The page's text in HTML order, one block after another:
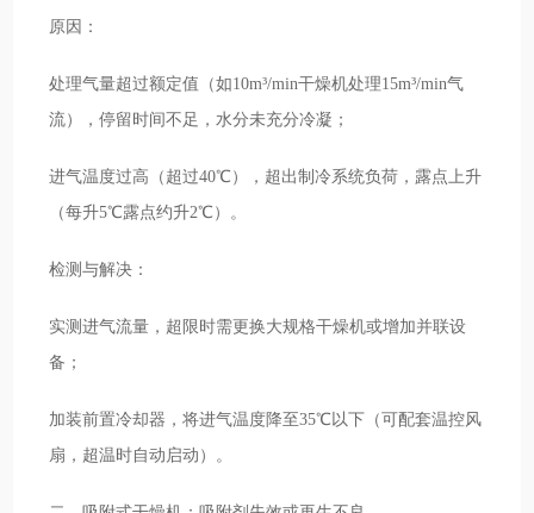
原因：
处理气量超过额定值（如10m³/min干燥机处理15m³/min气
流），停留时间不足，水分未充分冷凝；
进气温度过高（超过40℃），超出制冷系统负荷，露点上升
（每升5℃露点约升2℃）。
检测与解决：
实测进气流量，超限时需更换大规格干燥机或增加并联设
备；
加装前置冷却器，将进气温度降至35℃以下（可配套温控风
扇，超温时自动启动）。